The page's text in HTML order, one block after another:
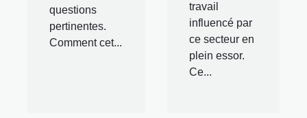
questions
pertinentes.
Comment cet...
travail
influencé par
ce secteur en
plein essor.
Ce...